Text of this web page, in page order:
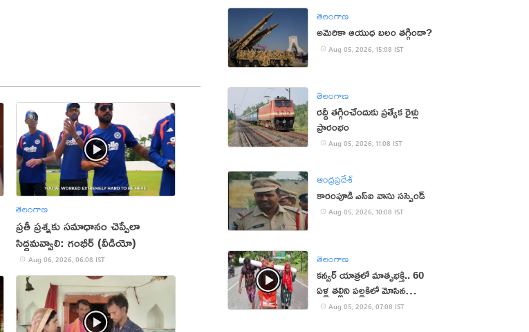
తెలంగాణ
ప్రతీ ప్రశ్నకు సమాధానం చెప్పేలా
సిద్ధమవ్వాలి: గంభీర్ (వీడియో)
Aug 06, 2026, 06:08 IST
తెలంగాణ
అమెరికా ఆయుధ బలం తగ్గిందా?
Aug 05, 2026, 15:08 IST
తెలంగాణ
రద్దీ తగ్గించేందుకు ప్రత్యేక రైళ్లు
ప్రారంభం
Aug 05, 2026, 11:08 IST
ఆంధ్రప్రదేశ్
కారంపూడి ఎస్ఐ వాసు స‌స్పెండ్‌
Aug 05, 2026, 10:08 IST
తెలంగాణ
కన్వర్ యాత్రలో మాతృభక్తి.. 60
ఏళ్ల తల్లిని పల్లకిలో మోసిన
కొడుకు, కోడలు!
Aug 05, 2026, 07:08 IST